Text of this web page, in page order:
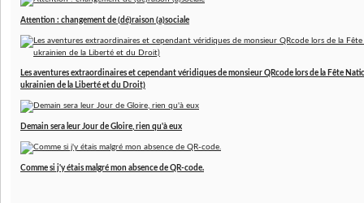
Attention : changement de (dé)raison (a)sociale
Les aventures extraordinaires et cependant véridiques de monsieur QRcode lors de la Fête
ukrainien de la Liberté et du Droit)
Demain sera leur Jour de Gloire, rien qu'à eux
Comme si j'y étais malgré mon absence de QR-code.